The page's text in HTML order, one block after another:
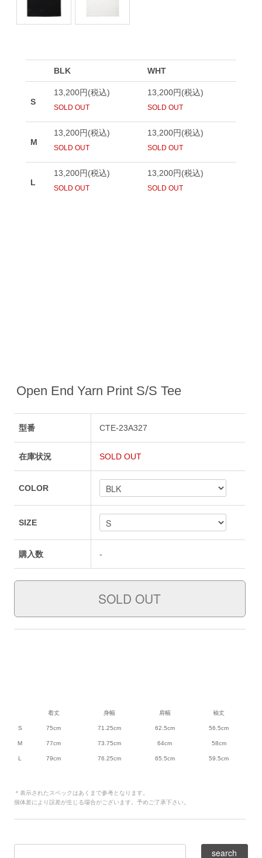
Open End Yarn Print S/S Tee
型番 CTE-23A327
在庫状況 SOLD OUT
COLOR
SIZE
購入数 -
着丈 身幅 肩幅 袖丈
S 75cm 71.25cm 62.5cm 56.5cm
M 77cm 73.75cm 64cm 58cm
L 79cm 76.25cm 65.5cm 59.5cm
＊表示されたスペックはあくまで参考となります。
個体差により誤差が生じる場合がございます。予めご了承下さい。